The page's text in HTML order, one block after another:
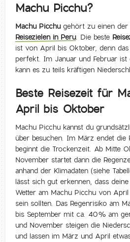
Machu Picchu?
Machu Picchugehört zu einen der
Reisezielen in Peru. Die beste
ist von April bis Oktober, denn
perfekt. Im Januar und Februar ist
kann es zu teils kräftigen
Beste Reisezeit für
April bis Oktober
Machu Picchu kannst du
über besuchen. Im März endet die
beginnt die Trockenzeit. Ab Mitte
November startet dann die
anhand der Klimadaten (siehe
lässt sich gut erkennen, dass
Wetter am Machu Picchu von
sein sollten. Das Regenrisiko am
bis September mit ca. 40% am
und November steigen die
und lassen im März und April